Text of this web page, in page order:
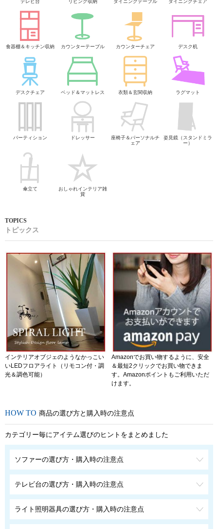
テレビ台 リビング収納 ダイニングテーブル ダイニングチェア
食器棚＆キッチン収納 カウンターテーブル カウンターチェア デスク机
デスクチェア ベッド＆マットレス 衣類＆玄関収納 ラグマット
パーティション ドレッサー
座椅子＆パーソナルチ
ェア
姿見鏡（スタンドミラ
ー）
傘立て
おしゃれインテリア雑
貨
トピックス
インテリアオブジェのようなかっこい
いLEDフロアライト（リモコン付・調
光＆調色可能）
Amazonでお買い物するように、安全
＆最短2クリックでお買い物できま
す。Amazonポイントもご利用いただ
けます。
商品の選び方と購入時の注意点
カテゴリー毎にアイテム選びのヒントをまとめました
ソファーの選び方・購入時の注意点
テレビ台の選び方・購入時の注意点
ライト照明器具の選び方・購入時の注意点